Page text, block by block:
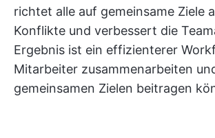
richtet alle auf gemeinsame Ziele
Konflikte und verbessert die
Ergebnis ist ein effizienterer
Mitarbeiter zusammenarbeiten
gemeinsamen Zielen beitragen